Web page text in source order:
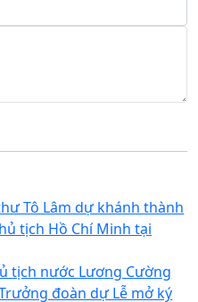
Tô Lâm dự khánh thành
tịch Hồ Chí Minh tại
tịch nước Lương Cường
đoàn dự Lễ mở ký